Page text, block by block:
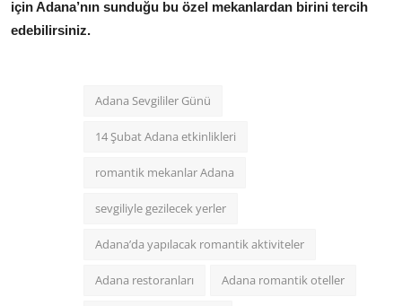
için Adana’nın sunduğu bu özel mekanlardan birini tercih
edebilirsiniz.
Adana Sevgililer Günü
14 Şubat Adana etkinlikleri
romantik mekanlar Adana
sevgiliyle gezilecek yerler
Adana’da yapılacak romantik aktiviteler
Adana restoranları Adana romantik oteller